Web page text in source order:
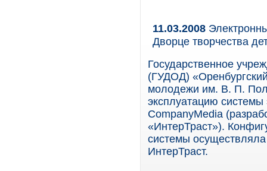
11.03.2008
Дворце творчества
Государственное
(ГУДОД)
молодежи им. В. П.
эксплуатацию
CompanyMedia
«ИнтерТраст»).
системы
ИнтерТраст.